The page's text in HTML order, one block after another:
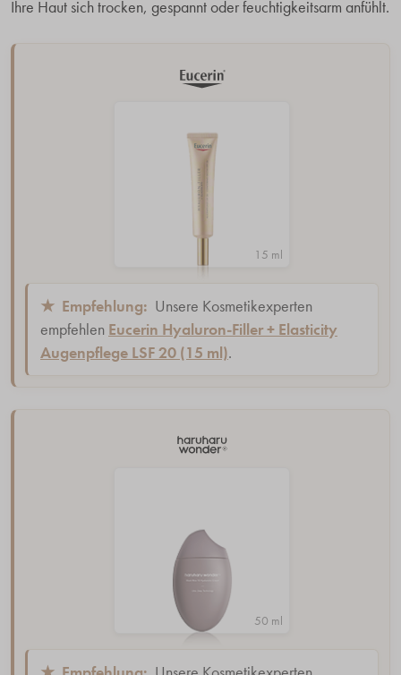
Ihre Haut sich trocken, gespannt oder feuchtigkeitsarm anfühlt.
15 ml
★ Empfehlung: Unsere Kosmetikexperten
empfehlen Eucerin Hyaluron-Filler + Elasticity
Augenpflege LSF 20 (15 ml).
50 ml